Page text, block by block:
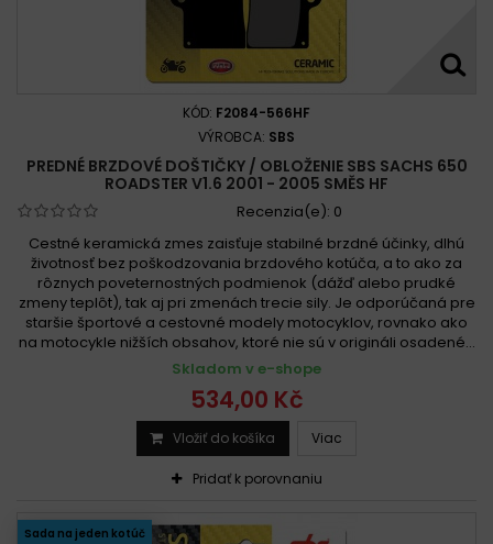
KÓD: F2084-566HF
VÝROBCA: SBS
PREDNÉ BRZDOVÉ DOŠTIČKY / OBLOŽENIE SBS SACHS 650
ROADSTER V1.6 2001 - 2005 SMĚS HF
Recenzia(e): 0
Cestné keramická zmes zaisťuje stabilné brzdné účinky, dlhú
životnosť bez poškodzovania brzdového kotúča, a to ako za
rôznych poveternostných podmienok (dážď alebo prudké
zmeny teplôt), tak aj pri zmenách trecie sily. Je odporúčaná pre
staršie športové a cestovné modely motocyklov, rovnako ako
na motocykle nižších obsahov, ktoré nie sú v origináli osadené...
Skladom v e-shope
534,00 Kč
Vložiť do košíka Viac
Pridať k porovnaniu
Sada na jeden kotúč